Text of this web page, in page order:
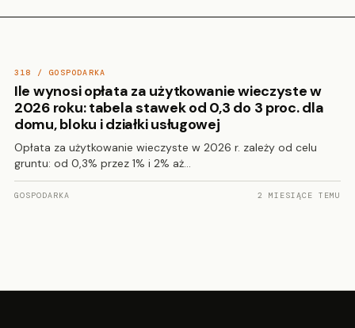
318 / GOSPODARKA
Ile wynosi opłata za użytkowanie wieczyste w
2026 roku: tabela stawek od 0,3 do 3 proc. dla
domu, bloku i działki usługowej
Opłata za użytkowanie wieczyste w 2026 r. zależy od celu
gruntu: od 0,3% przez 1% i 2% aż…
GOSPODARKA 2 MIESIĄCE TEMU